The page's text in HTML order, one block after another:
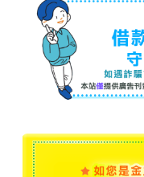
2025-09-12
在台北這個繁忙的城市中，